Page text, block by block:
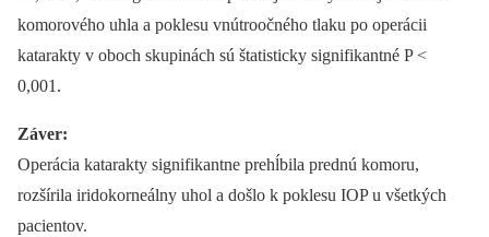
komorového uhla a poklesu vnútroočného tlaku po operácii
katarakty v oboch skupinách sú štatisticky signifikantné P <
0,001.
Záver:
Operácia katarakty signifikantne prehĺbila prednú komoru,
rozšírila iridokorneálny uhol a došlo k poklesu IOP u všetkých
pacientov.